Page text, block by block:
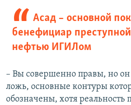
Асад – основной
бенефициар
нефтью ИГИЛом
– Вы совершенно правы, но он
ложь, основные контуры
обозначены, хотя реальность